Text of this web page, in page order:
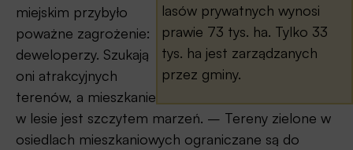
lasów prywatnych wynosi
prawie 73 tys. ha. Tylko 33
tys. ha jest zarządzanych
przez gminy.
miejskim przybyło
poważne zagrożenie:
deweloperzy. Szukają
oni atrakcyjnych
terenów, a mieszkanie
w lesie jest szczytem marzeń. – Tereny zielone w
osiedlach mieszkaniowych ograniczane są do